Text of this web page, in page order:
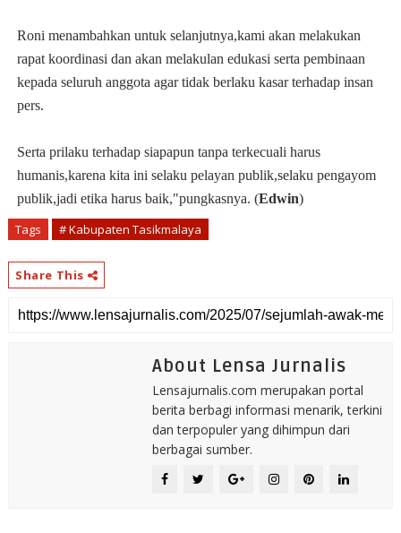
Roni menambahkan untuk selanjutnya,kami akan melakukan
rapat koordinasi dan akan melakulan edukasi serta pembinaan
kepada seluruh anggota agar tidak berlaku kasar terhadap insan
pers.
Serta prilaku terhadap siapapun tanpa terkecuali harus
humanis,karena kita ini selaku pelayan publik,selaku pengayom
publik,jadi etika harus baik,"pungkasnya. (Edwin)
Tags # Kabupaten Tasikmalaya
Share This
About Lensa Jurnalis
Lensajurnalis.com merupakan portal
berita berbagi informasi menarik, terkini
dan terpopuler yang dihimpun dari
berbagai sumber.